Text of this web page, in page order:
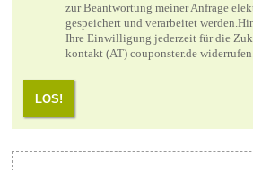
zur Beantwortung meiner Anfrage
gespeichert und verarbeitet
Ihre Einwilligung jederzeit für die
kontakt (AT) couponster.de
LOS!